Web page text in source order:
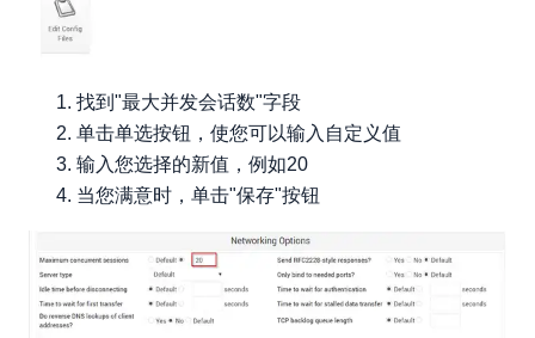
找到"最大并发会话数"字段
单击单选按钮，使您可以输入自定义值
输入您选择的新值，例如20
当您满意时，单击"保存"按钮